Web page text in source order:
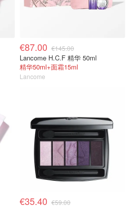
€87.00 €145.00
Lancome H.C.F 精华 50ml
精华50ml+面霜15ml
Lancome
€35.40 €59.00